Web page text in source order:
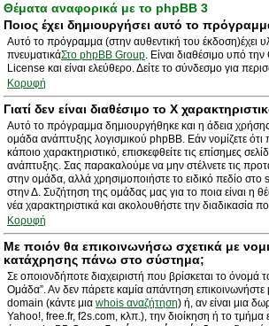
Θέματα αναφορικά με το phpBB 3
Ποιος έχει δημιουργήσει αυτό το
Αυτό το πρόγραμμα (στην αυθεντική του έκδοση)έχει
πνευματικάΣτο phpBB Group. Είναι διαθέσιμο υπό
License και είναι ελεύθερο. Δείτε το σύνδεσμο για
Κορυφή
Γιατί δεν είναι διαθέσιμο το Χ
Αυτό το πρόγραμμα δημιουργήθηκε και η άδεια
ομάδα ανάπτυξης λογισμικού phpBB. Εάν νομίζετε ότι
κάποιο χαρακτηριστικό, επισκεφθείτε τις επίσημες
ανάπτυξης. Σας παρακαλούμε να μην στέλνετε τις
στην ομάδα, αλλά χρησιμοποιήστε το ειδικό πεδίο
στην Δ. Συζήτηση της ομάδας μας για το ποια είναι η
νέα χαρακτηριστικά και ακολουθήστε την διαδικασία
Κορυφή
Με ποιόν θα επικοινωνήσω σχετικά με
κατάχρησης πάνω στο σύστημα;
Σε οποιονδήποτε διαχειριστή που βρίσκεται το όνομά
Ομάδα”. Αν δεν πάρετε καμία απάντηση επικοινωνήστε
domain (κάντε μια whois αναζήτηση) ή, αν είναι μια
Yahoo!, free.fr, f2s.com, κλπ.), την διοίκηση ή το τμήμα